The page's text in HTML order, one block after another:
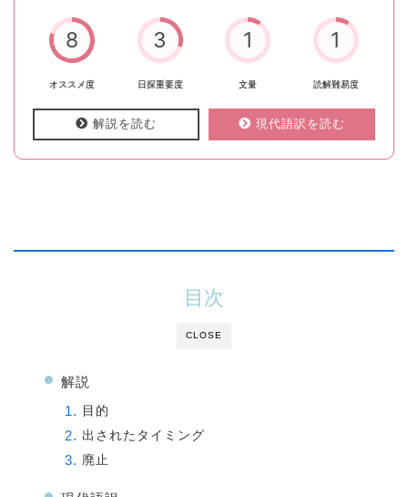
8
オススメ度
3
日探重要度
1
文量
1
読解難易度
解説を読む 現代語訳を読む
CLOSE
目次
解説
目的
出されたタイミング
廃止